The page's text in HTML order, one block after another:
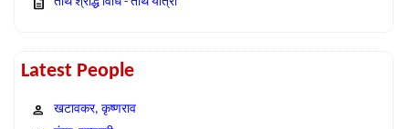
Latest People
खटावकर, कृष्णराव